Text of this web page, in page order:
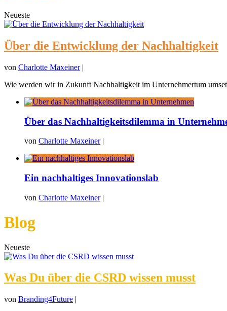
Neueste
Über die Entwicklung der Nachhaltigkeit
von Charlotte Maxeiner|
Wie werden wir in Zukunft Nachhaltigkeit im Unternehmertum
Über das Nachhaltigkeitsdilemma in
von Charlotte Maxeiner|
Ein nachhaltiges Innovationslab
von Charlotte Maxeiner|
Blog
Neueste
Was Du über die CSRD wissen musst
von Branding4Future |